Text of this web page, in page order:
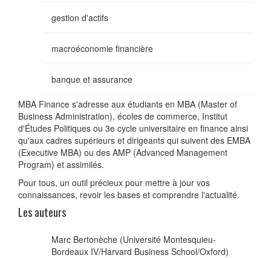
gestion d'actifs
macroéconomie financière
banque et assurance
MBA Finance s'adresse aux étudiants en MBA (Master of
Business Administration), écoles de commerce, Institut
d'Études Politiques ou 3e cycle universitaire en finance ainsi
qu'aux cadres supérieurs et dirigeants qui suivent des EMBA
(Executive MBA) ou des AMP (Advanced Management
Program) et assimilés.
Pour tous, un outil précieux pour mettre à jour vos
connaissances, revoir les bases et comprendre l'actualité.
Les auteurs
Marc Bertonèche (Université Montesquieu-
Bordeaux IV/Harvard Business School/Oxford)